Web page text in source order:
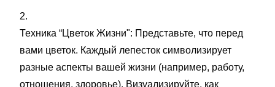
2.
Техника “Цветок Жизни": Представьте, что перед
вами цветок. Каждый лепесток символизирует
разные аспекты вашей жизни (например, работу,
отношения, здоровье). Визуализируйте, как